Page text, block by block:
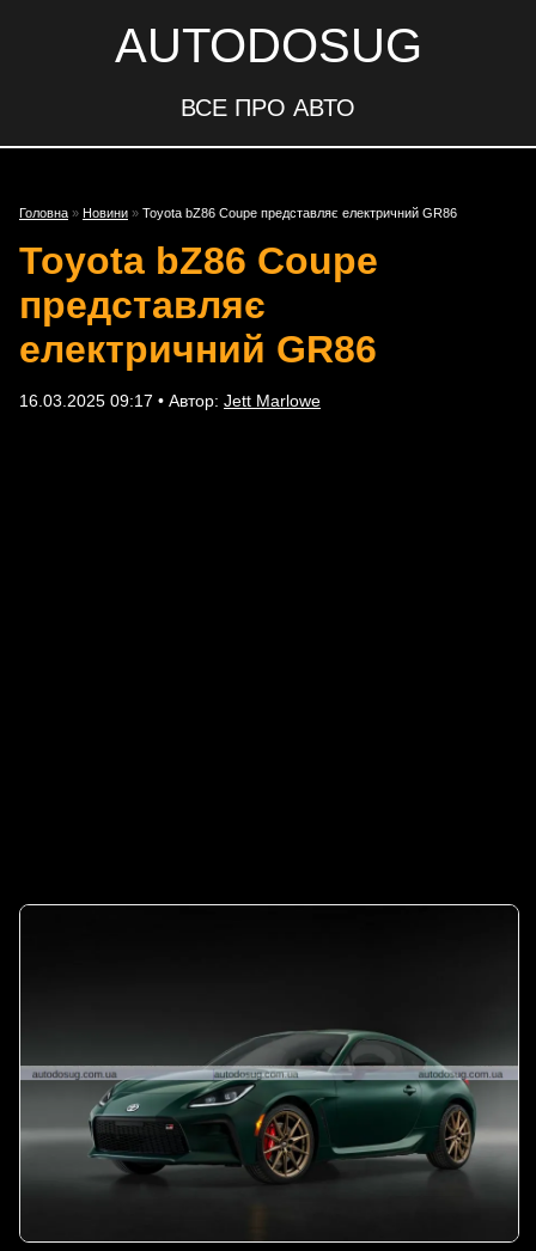
AUTODOSUG
ВСЕ ПРО АВТО
Головна » Новини » Toyota bZ86 Coupe представляє електричний GR86
Toyota bZ86 Coupe
представляє
електричний GR86
16.03.2025 09:17 • Автор: Jett Marlowe